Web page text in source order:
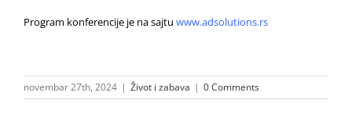
Program konferencije je na sajtu www.adsolutions.rs
novembar 27th, 2024 | Život i zabava | 0 Comments